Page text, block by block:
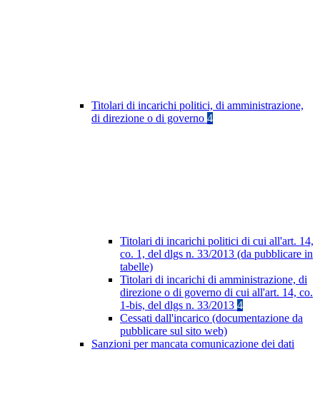
Titolari di incarichi politici, di amministrazione,
di direzione o di governo 4
Titolari di incarichi politici di cui all'art. 14,
co. 1, del dlgs n. 33/2013 (da pubblicare in
tabelle)
Titolari di incarichi di amministrazione, di
direzione o di governo di cui all'art. 14, co.
1-bis, del dlgs n. 33/2013 4
Cessati dall'incarico (documentazione da
pubblicare sul sito web)
Sanzioni per mancata comunicazione dei dati